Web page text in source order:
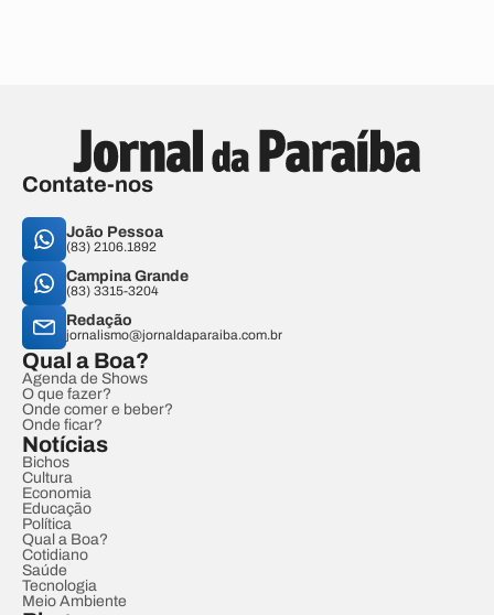
Contate-nos
João Pessoa
(83) 2106.1892
Campina Grande
(83) 3315-3204
Redação
jornalismo@jornaldaparaiba.com.br
Qual a Boa?
Agenda de Shows
O que fazer?
Onde comer e beber?
Onde ficar?
Notícias
Bichos
Cultura
Economia
Educação
Política
Qual a Boa?
Cotidiano
Saúde
Tecnologia
Meio Ambiente